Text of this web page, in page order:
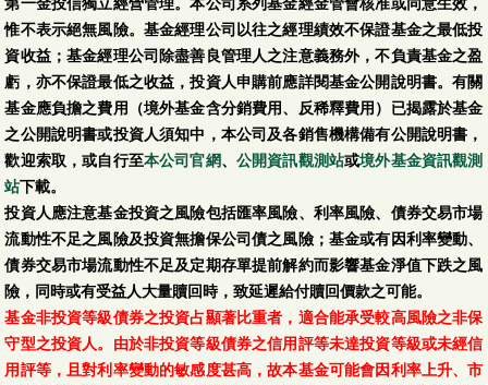
第一金投信獨立經營管理。本公司系列基金經金管會核准或同意生效，
惟不表示絕無風險。基金經理公司以往之經理績效不保證基金之最低投
資收益；基金經理公司除盡善良管理人之注意義務外，不負責基金之盈
虧，亦不保證最低之收益，投資人申購前應詳閱基金公開說明書。有關
基金應負擔之費用（境外基金含分銷費用、反稀釋費用）已揭露於基金
之公開說明書或投資人須知中，本公司及各銷售機構備有公開說明書，
歡迎索取，或自行至本公司官網、 公開資訊觀測站或境外基金資訊觀測
站下載。
投資人應注意基金投資之風險包括匯率風險、利率風險、債券交易市場
流動性不足之風險及投資無擔保公司債之風險；基金或有因利率變動、
債券交易市場流動性不足及定期存單提前解約而影響基金淨值下跌之風
險，同時或有受益人大量贖回時，致延遲給付贖回價款之可能。
基金非投資等級債券之投資占顯著比重者，適合能承受較高風險之非保
守型之投資人。由於非投資等級債券之信用評等未達投資等級或未經信
用評等，且對利率變動的敏感度甚高，故本基金可能會因利率上升、市